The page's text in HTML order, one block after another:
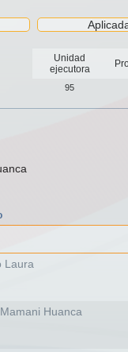
Unidad
ejecutora
95
Laura
Huanca